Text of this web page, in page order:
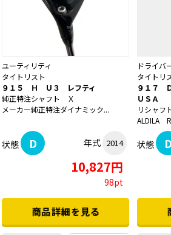
ユーティリティ
タイトリスト
９１５ Ｈ Ｕ３ レフティ
純正特注シャフト Ｘ
メーカー純正特注ダイナミック...
状態 D 年式 2014
10,827円
98pt
ドライバ
タイトリ
９１７
ＵＳＡ
リシャ
ALDILA
状態 D